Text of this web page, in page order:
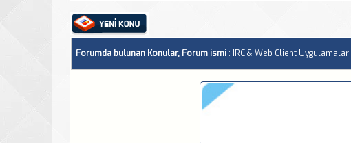
Forumda bulunan Konular, Forum ismi: IRC & Web Client Uygulamaları